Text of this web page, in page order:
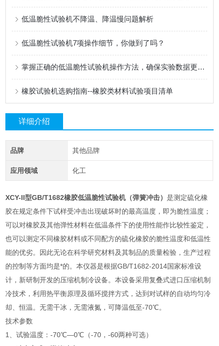
低温脆性试验机不降温、降温慢问题解析
低温脆性试验机7项操作细节，你做到了吗？
掌握正确的低温脆性试验机操作方法，确保实验数据更加准确
橡胶试验机选购指南--橡胶类材料试验项目清单
详细介绍
品牌 其他品牌
应用领域 化工
XCY-II型GB/T1682橡胶低温脆性试验机（弹簧冲击）是测定硫化橡
胶在规定条件下试样受冲击出现破坏时的最高温度，即为脆性温度；
可以对橡胶及其他弹性材料在低温条件下的使用性能作比较性鉴定，
也可以测定不同橡胶材料或不同配方的硫化橡胶的脆性温度和低温性
能的优劣。因此无论在科学研究材料及其制品的质量检验，生产过程
的控制等方面均是*的。本仪器是根据GB/T1682-2014国家标准设
计，新研制开发的压缩机制冷设备。本设备采用复叠式进口压缩机制
冷技术，利用热平衡原理及循环搅拌方式，达到对试样的自动均匀冷
却、恒温。无需干冰，无需液氮，可降温低至-70℃。
技术参数
1、试验温度：-70℃—0℃（-70，-60两种可选）